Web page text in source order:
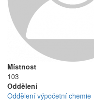
Místnost
103
Oddělení
Oddělení výpočetní chemie